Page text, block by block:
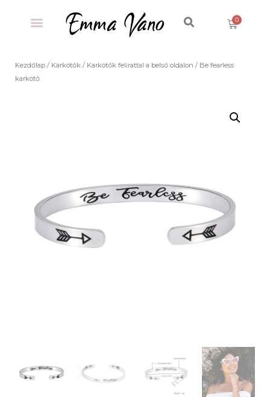
Kezdőlap / Karkötők / Karkötők felirattal a belső oldalon / Be fearless
karkötő